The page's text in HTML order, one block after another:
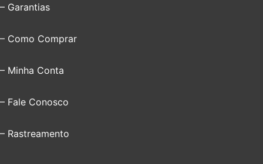
– Garantias
– Como Comprar
– Minha Conta
– Fale Conosco
– Rastreamento